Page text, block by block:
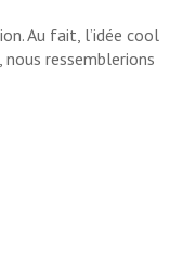
Au fait, l’idée cool
ressemblerions